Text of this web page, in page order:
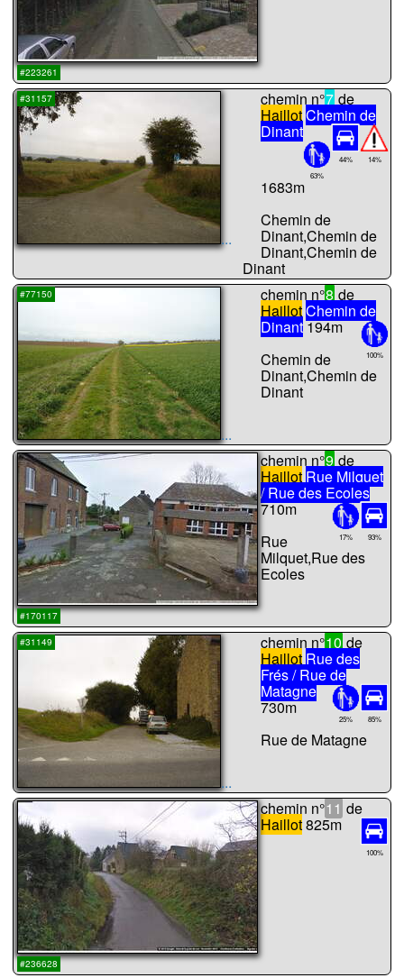
#223261
...
#31157
...
chemin n°7 de
HaillotChemin de
Dinant
14%
44%
63%
1683m
Chemin de
Dinant,Chemin de
Dinant,Chemin de
Dinant
#77150
...
chemin n°8 de
HaillotChemin de
Dinant
100%
194m
Chemin de
Dinant,Chemin de
Dinant
#170117
...
chemin n°9 de
Haillot Rue Milquet
/ Rue des Ecoles
93%
17%
710m
Rue
Milquet,Rue des
Ecoles
#31149
...
chemin n°10 de
Haillot Rue des
Frés / Rue de
Matagne
85%
25%
730m
Rue de Matagne
#236628
...
chemin n°11 de
Haillot
100%
825m